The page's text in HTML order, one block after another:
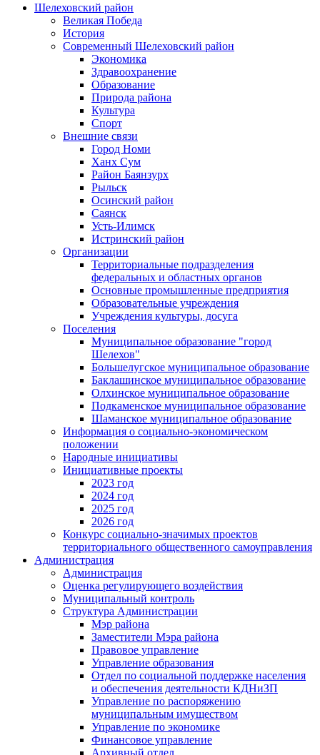
Шелеховский район
Великая Победа
История
Современный Шелеховский район
Экономика
Здравоохранение
Образование
Природа района
Культура
Спорт
Внешние связи
Город Номи
Ханх Сум
Район Баянзурх
Рыльск
Осинский район
Саянск
Усть-Илимск
Истринский район
Организации
Территориальные подразделения
федеральных и областных органов
Основные промышленные предприятия
Образовательные учреждения
Учреждения культуры, досуга
Поселения
Муниципальное образование "город
Шелехов"
Большелугское муниципальное образование
Баклашинское муниципальное образование
Олхинское муниципальное образование
Подкаменское муниципальное образование
Шаманское муниципальное образование
Информация о социально-экономическом
положении
Народные инициативы
Инициативные проекты
2023 год
2024 год
2025 год
2026 год
Конкурс социально-значимых проектов
территориального общественного самоуправления
Администрация
Администрация
Оценка регулирующего воздействия
Муниципальный контроль
Структура Администрации
Мэр района
Заместители Мэра района
Правовое управление
Управление образования
Отдел по социальной поддержке населения
и обеспечения деятельности КДНиЗП
Управление по распоряжению
муниципальным имуществом
Управление по экономике
Финансовое управление
Архивный отдел